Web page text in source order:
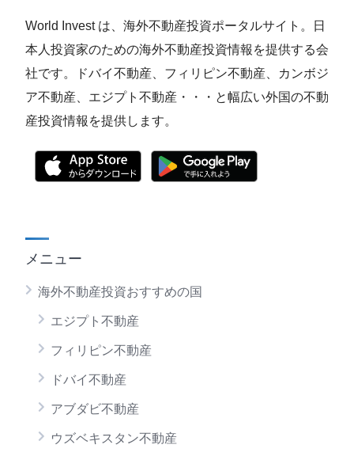
World Invest は、海外不動産投資ポータルサイト。日
本人投資家のための海外不動産投資情報を提供する会
社です。ドバイ不動産、フィリピン不動産、カンボジ
ア不動産、エジプト不動産・・・と幅広い外国の不動
産投資情報を提供します。
メニュー
海外不動産投資おすすめの国
エジプト不動産
フィリピン不動産
ドバイ不動産
アブダビ不動産
ウズベキスタン不動産